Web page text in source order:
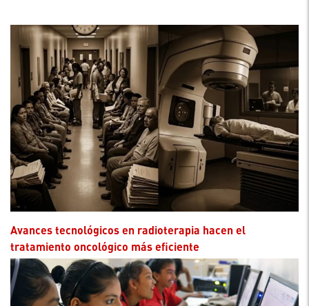
Avances tecnológicos en radioterapia hacen el
tratamiento oncológico más eficiente